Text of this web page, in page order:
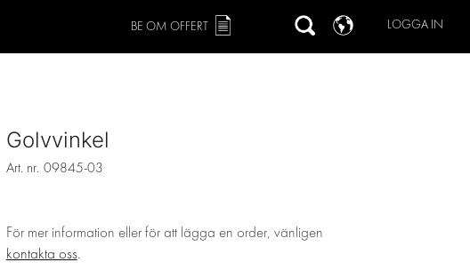
LOGGA IN
BE OM OFFERT
Golvvinkel
Art. nr. 09845-03
För mer information eller för att lägga en order, vänligen
kontakta oss.